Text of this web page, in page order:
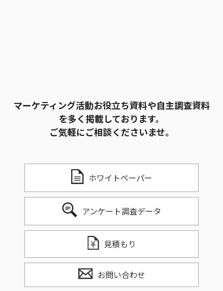
マーケティング活動お役立ち資料や自主調査資料
を多く掲載しております。
ご気軽にご相談くださいませ。
ホワイトペーパー
アンケート調査データ
見積もり
お問い合わせ